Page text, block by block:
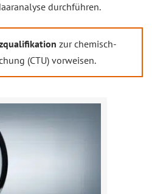
durchführen.
zur chemisch-
(CTU) vorweisen.